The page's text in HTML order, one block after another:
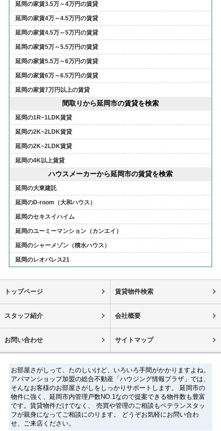
延岡の家賃3.5万～4万円の賃貸
延岡の家賃4万～4.5万円の賃貸
延岡の家賃4.5万～5万円の賃貸
延岡の家賃5万～5.5万円の賃貸
延岡の家賃5.5万～6万円の賃貸
延岡の家賃6万～6.5万円の賃貸
延岡の家賃7万円以上の賃貸
間取りから延岡市の賃貸を検索
延岡の1R~1LDK賃貸
延岡の2K~2LDK賃貸
延岡の2K~2LDK賃貸
延岡の4K以上賃貸
ハウスメーカーから延岡市の賃貸を検索
延岡の大東建託
延岡のD-room（大和ハウス）
延岡のセキスイハイム
延岡のユーミーマンション（カンエイ）
延岡のシャーメゾン（積水ハウス）
延岡のレオパレス21
トップページ 賃貸物件検索
スタッフ紹介 会社概要
お問い合わせ サイトマップ
お部屋さがしって、たのしいけど、いろいろ手間がかかりますよね。
アパマンショップ加盟の総合不動産「ハウジング情報プラザ」では、
そんなお客様のお部屋さがしをしっかりサポートします。 延岡市の
物件に強く、延岡市内管理戸数NO.1なので提案できる物件数も豊富
です。賃貸物件だけでなく、 売買や管理のご相談もベテランスタッ
フが親身になってご相談にのります。 どうぞお気軽にお問い合わ
せ、ご来店ください。